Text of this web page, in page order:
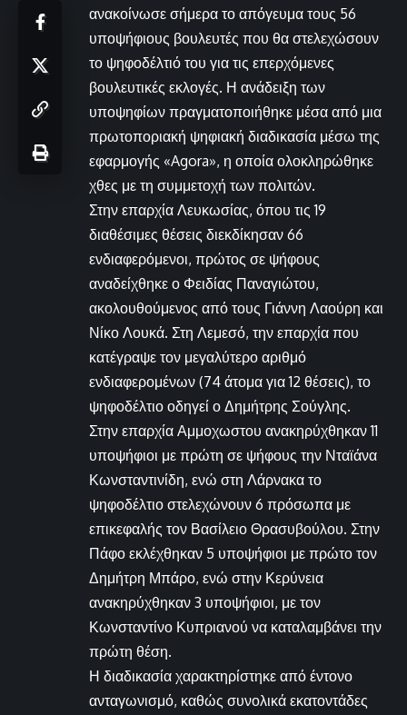
ανακοίνωσε σήμερα το απόγευμα τους 56
υποψήφιους βουλευτές που θα στελεχώσουν
το ψηφοδέλτιό του για τις επερχόμενες
βουλευτικές εκλογές. Η ανάδειξη των
υποψηφίων πραγματοποιήθηκε μέσα από μια
πρωτοποριακή ψηφιακή διαδικασία μέσω της
εφαρμογής «Agora», η οποία ολοκληρώθηκε
χθες με τη συμμετοχή των πολιτών.
Στην επαρχία Λευκωσίας, όπου τις 19
διαθέσιμες θέσεις διεκδίκησαν 66
ενδιαφερόμενοι, πρώτος σε ψήφους
αναδείχθηκε ο Φειδίας Παναγιώτου,
ακολουθούμενος από τους Γιάννη Λαούρη και
Νίκο Λουκά. Στη Λεμεσό, την επαρχία που
κατέγραψε τον μεγαλύτερο αριθμό
ενδιαφερομένων (74 άτομα για 12 θέσεις), το
ψηφοδέλτιο οδηγεί ο Δημήτρης Σούγλης.
Στην επαρχία Αμμοχωστου ανακηρύχθηκαν 11
υποψήφιοι με πρώτη σε ψήφους την Νταϊάνα
Κωνσταντινίδη, ενώ στη Λάρνακα το
ψηφοδέλτιο στελεχώνουν 6 πρόσωπα με
επικεφαλής τον Βασίλειο Θρασυβούλου. Στην
Πάφο εκλέχθηκαν 5 υποψήφιοι με πρώτο τον
Δημήτρη Μπάρο, ενώ στην Κερύνεια
ανακηρύχθηκαν 3 υποψήφιοι, με τον
Κωνσταντίνο Κυπριανού να καταλαμβάνει την
πρώτη θέση.
Η διαδικασία χαρακτηρίστηκε από έντονο
ανταγωνισμό, καθώς συνολικά εκατοντάδες